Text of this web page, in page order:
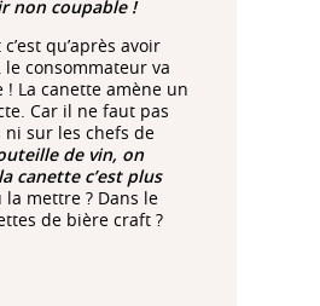
non coupable !
qu’après avoir
consommateur va
La canette amène un
Car il ne faut pas
sur les chefs de
de vin, on
canette c’est plus
la mettre ? Dans le
de bière craft ?